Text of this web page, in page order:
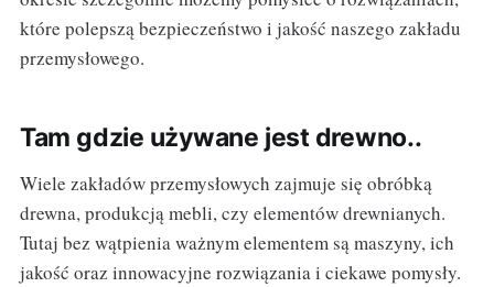
które polepszą bezpieczeństwo i jakość naszego zakładu
przemysłowego.
Tam gdzie używane jest drewno..
Wiele zakładów przemysłowych zajmuje się obróbką
drewna, produkcją mebli, czy elementów drewnianych.
Tutaj bez wątpienia ważnym elementem są maszyny, ich
jakość oraz innowacyjne rozwiązania i ciekawe pomysły.